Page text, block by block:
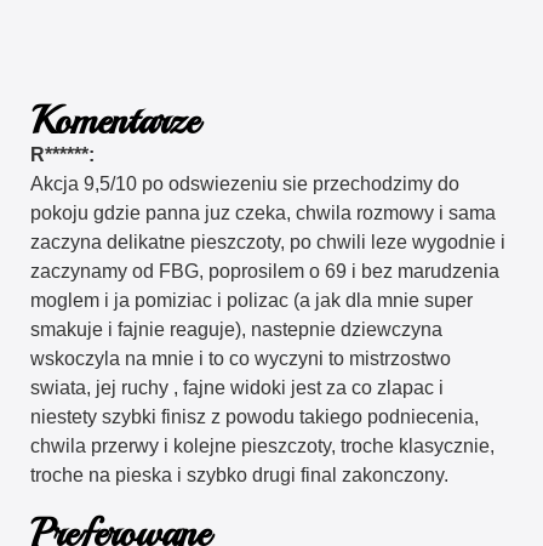
Komentarze
R******:
Akcja 9,5/10 po odswiezeniu sie przechodzimy do
pokoju gdzie panna juz czeka, chwila rozmowy i sama
zaczyna delikatne pieszczoty, po chwili leze wygodnie i
zaczynamy od FBG, poprosilem o 69 i bez marudzenia
moglem i ja pomiziac i polizac (a jak dla mnie super
smakuje i fajnie reaguje), nastepnie dziewczyna
wskoczyla na mnie i to co wyczyni to mistrzostwo
swiata, jej ruchy , fajne widoki jest za co zlapac i
niestety szybki finisz z powodu takiego podniecenia,
chwila przerwy i kolejne pieszczoty, troche klasycznie,
troche na pieska i szybko drugi final zakonczony.
Preferowane